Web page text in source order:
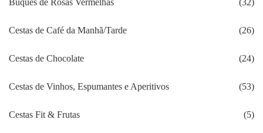
Buquês de Rosas Vermelhas (32)
Cestas de Café da Manhã/Tarde (26)
Cestas de Chocolate (24)
Cestas de Vinhos, Espumantes e Aperitivos (53)
Cestas Fit & Frutas (5)